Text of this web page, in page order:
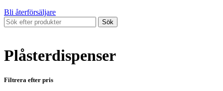
Bli återförsäljare
Sök
Plåsterdispenser
Filtrera efter pris